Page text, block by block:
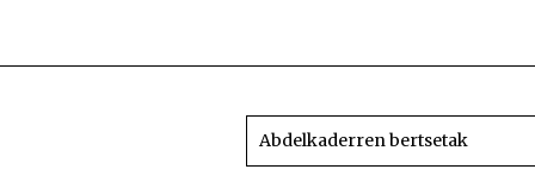
Abdelkaderren bertsetak